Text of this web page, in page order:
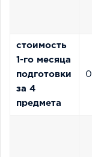
стоимость
1-го месяца
подготовки
за 4
предмета
0